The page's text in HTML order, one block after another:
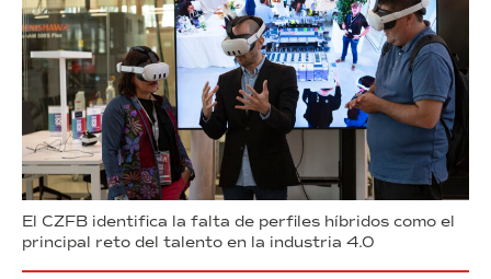
El CZFB identifica la falta de perfiles híbridos como el
principal reto del talento en la industria 4.0